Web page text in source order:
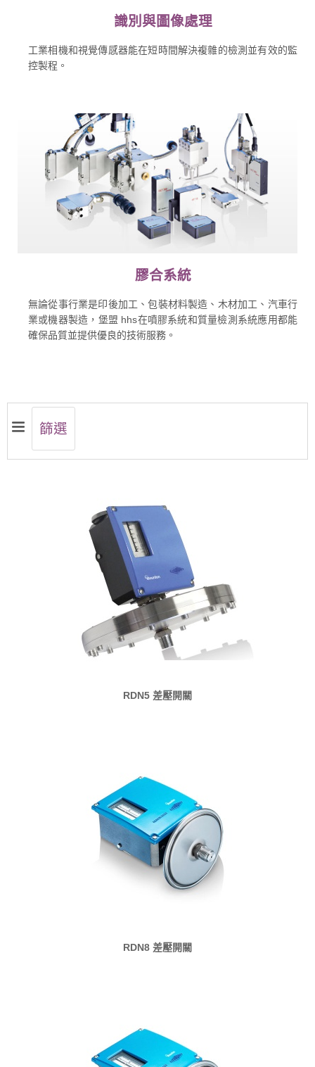
識別與圖像處理
工業相機和視覺傳感器能在短時間解決複雜的檢測並有效的監
控製程。
膠合系統
無論從事行業是印後加工、包裝材料製造、木材加工、汽車行
業或機器製造，堡盟 hhs在噴膠系統和質量檢測系統應用都能
確保品質並提供優良的技術服務。
篩選
RDN5 差壓開關
RDN8 差壓開關